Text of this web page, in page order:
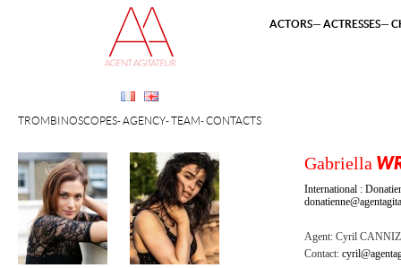
TROMBINOSCOPES AGENCY TEAM CONTACTS
ACTORS ACTRESSES
Gabriella
International :
Agent: Cyril
Contact: